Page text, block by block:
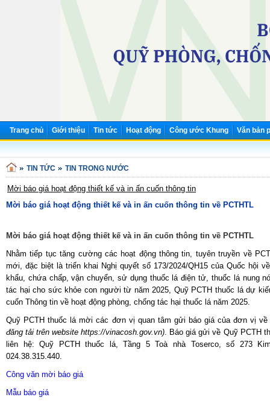
Trang chủ Giới thiệu Tin tức Hoạt động Công ước Khung Văn bản
TIN TỨC TIN TRONG NƯỚC
Mời báo giá hoạt động thiết kế và in ấn cuốn thông tin
Mời báo giá hoạt động thiết kế và in ấn cuốn thông tin về PCTHTL
Mời báo giá hoạt động thiết kế và in ấn cuốn thông tin về PCTHTL
Nhằm tiếp tục tăng cường các hoạt động thông tin, tuyên truyền về
mới, đặc biệt là triển khai Nghị quyết số 173/2024/QH15 của Quốc hội
khẩu, chứa chấp, vận chuyển, sử dụng thuốc lá điện tử, thuốc lá nung
tác hại cho sức khỏe con người từ năm 2025, Quỹ PCTH thuốc lá dự
cuốn Thông tin về hoạt động phòng, chống tác hại thuốc lá năm 2025.
Quỹ PCTH thuốc lá mời các đơn vị quan tâm gửi báo giá của đơn vị
đăng tải trên websitehttps://vinacosh.gov.vn) . Báo giá gửi về Quỹ PCTH
liên hệ: Quỹ PCTH thuốc lá, Tầng 5 Toà nhà Toserco, số 273
024.38.315.440.
Công văn mời báo giá
Mẫu báo giá